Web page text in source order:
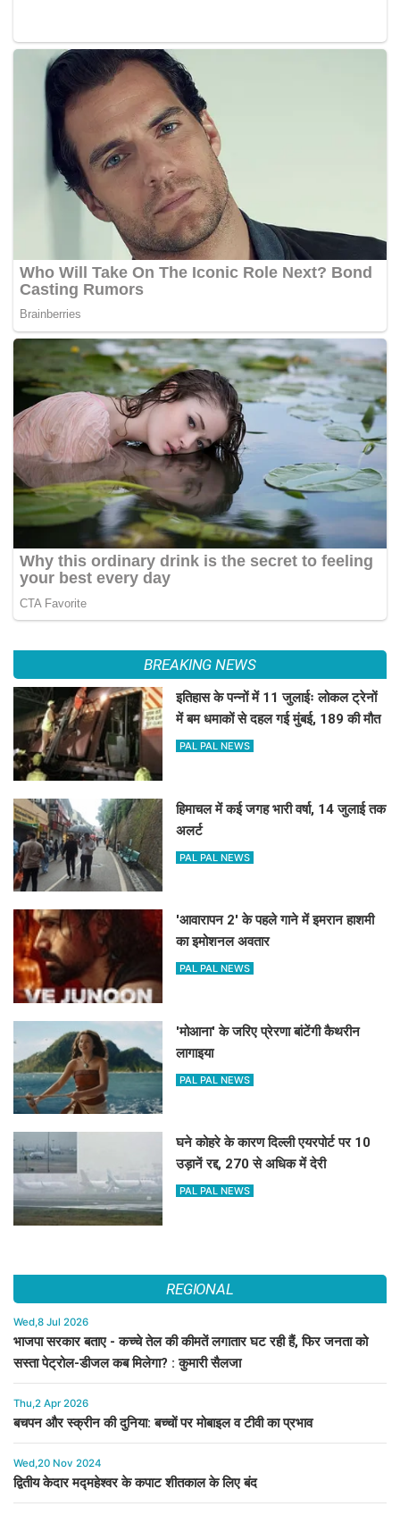
BREAKING NEWS
इतिहास के पन्नों में 11 जुलाईः लोकल ट्रेनों
में बम धमाकों से दहल गई मुंबई, 189 की मौत
PAL PAL NEWS
हिमाचल में कई जगह भारी वर्षा, 14 जुलाई तक
अलर्ट
PAL PAL NEWS
'आवारापन 2' के पहले गाने में इमरान हाशमी
का इमोशनल अवतार
PAL PAL NEWS
'मोआना' के जरिए प्रेरणा बांटेंगी कैथरीन
लागाइया
PAL PAL NEWS
घने कोहरे के कारण दिल्ली एयरपोर्ट पर 10
उड़ानें रद्द, 270 से अधिक में देरी
PAL PAL NEWS
REGIONAL
Wed,8 Jul 2026
भाजपा सरकार बताए - कच्चे तेल की कीमतें लगातार घट रही हैं, फिर जनता को
सस्ता पेट्रोल-डीजल कब मिलेगा? : कुमारी सैलजा
Thu,2 Apr 2026
बचपन और स्क्रीन की दुनिया: बच्चों पर मोबाइल व टीवी का प्रभाव
Wed,20 Nov 2024
द्वितीय केदार मद्महेश्वर के कपाट शीतकाल के लिए बंद